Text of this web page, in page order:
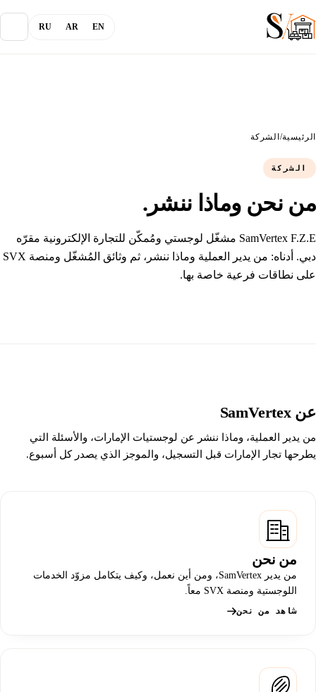
EN
AR
RU
المدونة
تسجيل الدخول
الرئيسية/ الشركة
الشركة
من نحن وماذا ننشر.
SamVertex F.Z.E مشغّل لوجستي ومُمكّن للتجارة الإلكترونية مقرّه
دبي. أدناه: من يدير العملية وماذا ننشر، ثم وثائق المُشغّل ومنصة SVX
على نطاقات فرعية خاصة بها.
عن SamVertex
من يدير العملية، وماذا ننشر عن لوجستيات الإمارات، والأسئلة التي
يطرحها تجار الإمارات قبل التسجيل، والموجز الذي يصدر كل أسبوع.
من نحن
من يدير SamVertex، ومن أين نعمل، وكيف يتكامل مزوّد الخدمات
اللوجستية ومنصة SVX معاً.
شاهد من نحن